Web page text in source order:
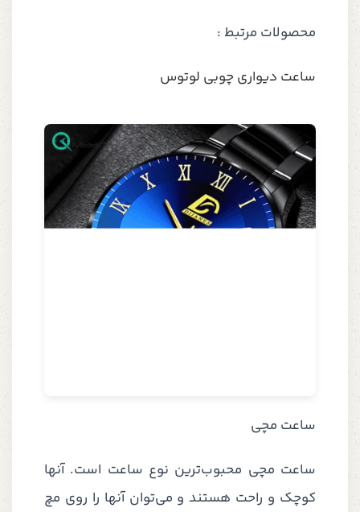
محصولات مرتبط :
ساعت دیواری چوبی لوتوس
ساعت مچی
ساعت مچی محبوب‌ترین نوع ساعت است. آنها
کوچک و راحت هستند و می‌توان آنها را روی مچ